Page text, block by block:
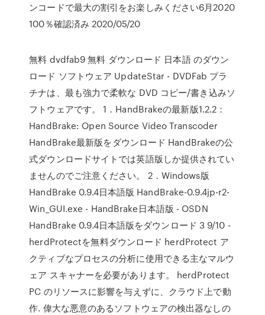
ンコードで最大の割引をお楽しみください6月2020
100％確認済み 2020/05/20
無料 dvdfab9 無料 ダウンロード 日本語 のダウン
ロード ソフトウェア UpdateStar - DVDFab プラ
チナは、最も強力で柔軟な DVD コピー/書き込みソ
フトウェアです。 1．HandBrakeの最新版1.2.2：
HandBrake: Open Source Video Transcoder
HandBrake最新版をダウンロード HandBrakeの公
式ダウンロードサイトでは英語版しか提供されてい
ませんのでご注意ください。 2．Windows版
HandBrake 0.9.4日本語版 HandBrake-0.9.4jp-r2-
Win_GUI.exe - HandBrake日本語版 - OSDN
HandBrake 0.9.4日本語版をダウンロード 3 9/10 -
herdProtectを無料ダウンロード herdProtect ア
クティブなプロセスの分析に使用できる主なマルウ
ェア スキャナーを必要があります。 herdProtect
PC のリソースに影響を与えずに、クラウド上で動
作. 偉大な悪意のあるソフトウェアの検出器なしの